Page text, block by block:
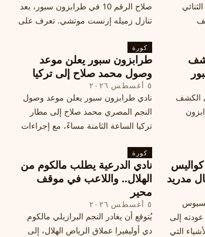
صلاح الرقم 10 في طرابزون سبور، بعد
تنازل زميله إرنست موتشي. تعرف على
الكشف
كورة
طرابزون سبور يعلن موعد
وصول محمد صلاح إلى تركيا
٥ أغسطس ٢٠٢٦
نادي طرابزون سبور يعلن موعد وصول
النجم المصري محمد صلاح إلى مطار
تركيا الساعة الثامنة مساءً، مع إجراءات
جديد ومكافآت مالية.
مدريد
إلى
التي
كورة
نادي الدرعية يطلب مالكوم من
الهلال.. واللاعب في موقف
محير
٥ أغسطس ٢٠٢٦
يُتوقع أن يغادر النجم البرازيلي مالكوم
دي أوليفيرا عملاق الرياض الهلال، إلى